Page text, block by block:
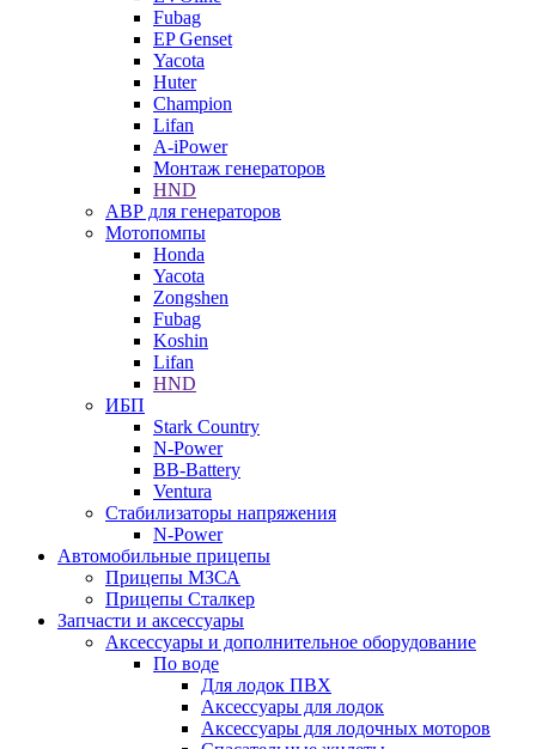
Fubag
EP Genset
Yacota
Huter
Champion
Lifan
A-iPower
Монтаж генераторов
HND
АВР для генераторов
Мотопомпы
Honda
Yacota
Zongshen
Fubag
Koshin
Lifan
HND
ИБП
Stark Country
N-Power
BB-Battery
Ventura
Стабилизаторы напряжения
N-Power
Автомобильные прицепы
Прицепы МЗСА
Прицепы Сталкер
Запчасти и аксессуары
Аксессуары и дополнительное оборудование
По воде
Для лодок ПВХ
Аксессуары для лодок
Аксессуары для лодочных моторов